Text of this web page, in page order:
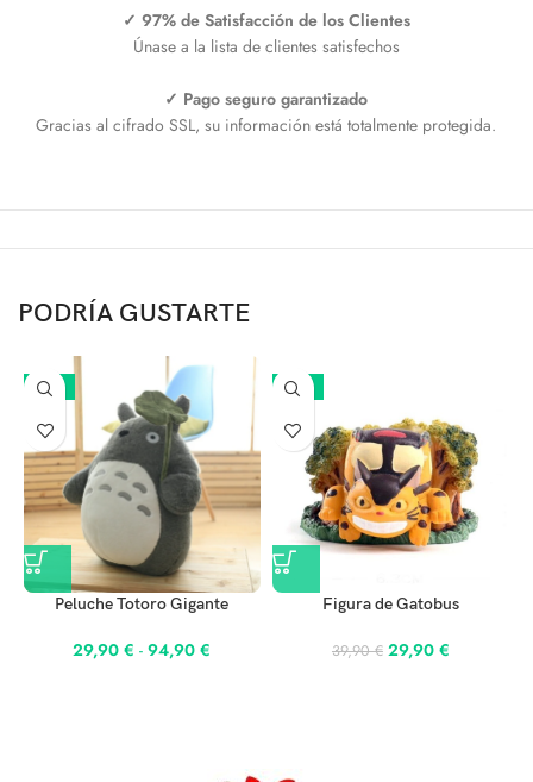
Verdes Totoro son una forma encantadora de llevar un poco de la
alegría de Totoro a tu vida diaria.
✓ 97% de Satisfacción de los Clientes
Únase a la lista de clientes satisfechos
✓ Pago seguro garantizado
Gracias al cifrado SSL, su información está totalmente protegida.
PODRÍA GUSTARTE
-25%
Peluche Totoro Gigante
29,90€ - 94,90€
-25%
Figura de Gatobus
39,90€ 29,90 €